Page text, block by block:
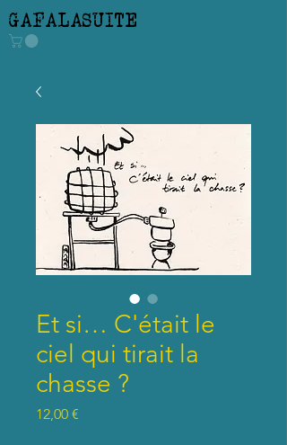
GAFALASUITE
Et si… C'était le
ciel qui tirait la
chasse ?
12,00 €